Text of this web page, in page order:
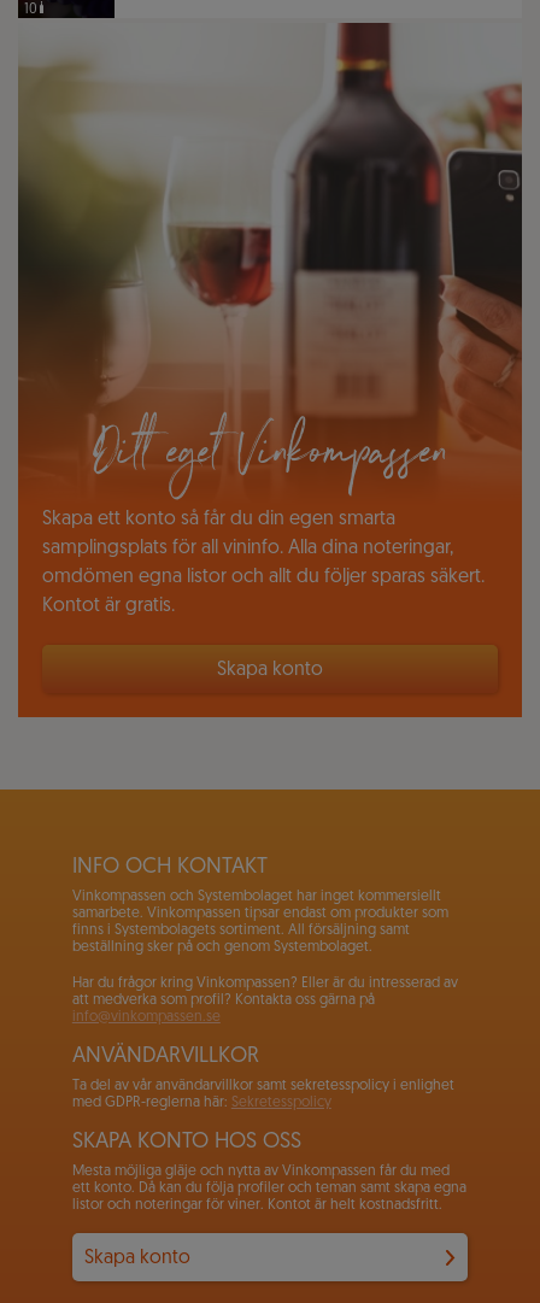
10
Ditt eget Vinkompassen
Skapa ett konto så får du din egen smarta
samplingsplats för all vininfo. Alla dina noteringar,
omdömen egna listor och allt du följer sparas säkert.
Kontot är gratis.
Skapa konto
INFO OCH KONTAKT
Vinkompassen och Systembolaget har inget kommersiellt
samarbete. Vinkompassen tipsar endast om produkter som
finns i Systembolagets sortiment. All försäljning samt
beställning sker på och genom Systembolaget.
Har du frågor kring Vinkompassen? Eller är du intresserad av
att medverka som profil? Kontakta oss gärna på
info@vinkompassen.se
ANVÄNDARVILLKOR
Ta del av vår användarvillkor samt sekretesspolicy i enlighet
med GDPR-reglerna här: Sekretesspolicy
SKAPA KONTO HOS OSS
Mesta möjliga gläje och nytta av Vinkompassen får du med
ett konto. Då kan du följa profiler och teman samt skapa egna
listor och noteringar för viner. Kontot är helt kostnadsfritt.
Skapa konto